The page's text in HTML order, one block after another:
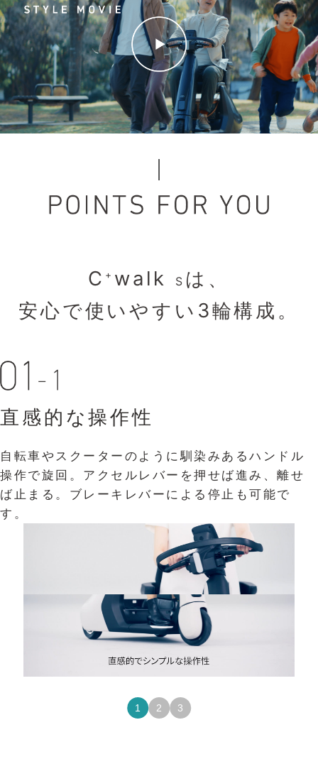
C + walk S は、
安心で使いやすい3輪構成。
直感的な操作性
自転車やスクーターのように馴染みあるハンドル
操作で旋回。アクセルレバーを押せば進み、離せ
ば止まる。ブレーキレバーによる停止も可能で
す。
足元が見やすい
3輪構成だから、前方の路面が見やすく安心。
狭い場所でも心強い
最小回転半径は0.95mと、狭い場所での移動もス
ムーズな小回りの利く走り。
1 2 3